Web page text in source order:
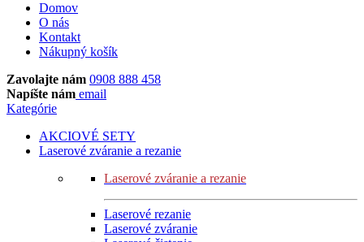
Domov
O nás
Kontakt
Nákupný košík
Zavolajte nám 0908 888 458
Napíšte nám email
Kategórie
AKCIOVÉ SETY
Laserové zváranie a rezanie
Laserové zváranie a rezanie
Laserové rezanie
Laserové zváranie